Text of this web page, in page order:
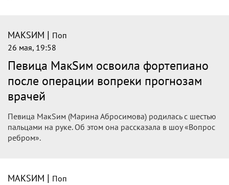
МАКSИМ | Поп
26 мая, 19:58
Певица МакSим освоила фортепиано
после операции вопреки прогнозам
врачей
Певица МакSим (Марина Абросимова) родилась с шестью
пальцами на руке. Об этом она рассказала в шоу «Вопрос
ребром».
МАКSИМ | Поп